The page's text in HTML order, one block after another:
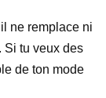
ne remplace ni
Si tu veux des
de ton mode